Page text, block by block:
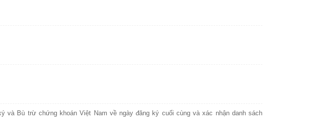
và Bù trừ chứng khoán Việt Nam về ngày đăng ký cuối cùng và xác nhận danh sách